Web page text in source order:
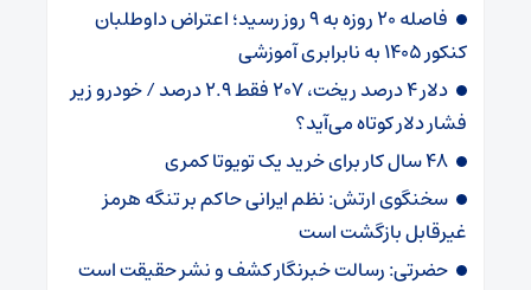
فاصله ۲۰ روزه به ۹ روز رسید؛ اعتراض داوطلبان
کنکور ۱۴۰۵ به نابرابری آموزشی
دلار ۴ درصد ریخت، ۲۰۷ فقط ۲.۹ درصد / خودرو زیر
فشار دلار کوتاه می‌آید؟
۴۸ سال کار برای خرید یک تویوتا کمری
سخنگوی ارتش: نظم ایرانی حاکم بر تنگه هرمز
غیرقابل بازگشت است
حضرتی: رسالت خبرنگار کشف و نشر حقیقت است